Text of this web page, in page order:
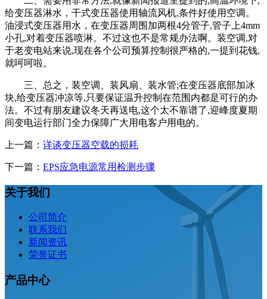
给变压器淋水，干式变压器使用轴流风机,条件好使用空调。
油浸式变压器用水，在变压器周围加两根4分管子,管子上4mm
小孔,对着变压器喷淋。不过这也不是常规办法啊。装空调,对
于老变电站来说,现在各个公司预算控制很严格的,一提到花钱,
就呵呵啦。
三、总之，装空调、装风扇、装水管;在变压器底部加冰
块,给变压器冲凉等,只要保证温升控制在范围内都是可行的办
法。不过有朋友建议冬天再送电,这个太不靠谱了,迎峰度夏期
间变电运行部门全力保障广大用电客户用电的。
上一篇： 详谈变压器空载的损耗
下一篇： EPS应急电源常用检测步骤
关于我们
公司简介
联系我们
新闻资讯
荣誉证书
产品中心